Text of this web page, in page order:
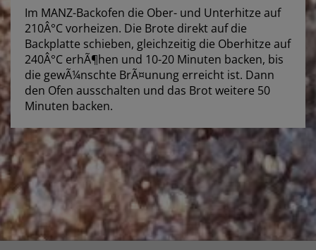
Im MANZ-Backofen die Ober- und Unterhitze auf
210Â°C vorheizen. Die Brote direkt auf die
Backplatte schieben, gleichzeitig die Oberhitze auf
240Â°C erhÃ¶hen und 10-20 Minuten backen, bis
die gewÃ¼nschte BrÃ¤unung erreicht ist. Dann
den Ofen ausschalten und das Brot weitere 50
Minuten backen.